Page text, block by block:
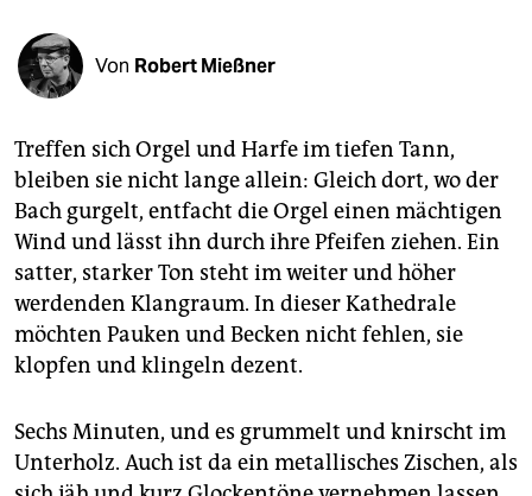
fragen & hilfe
abo
genossenschaft
epaper login
Von Robert Mießner
Treffen sich Orgel und Harfe im tiefen Tann,
bleiben sie nicht lange allein: Gleich dort, wo der
Bach gurgelt, entfacht die Orgel einen mächtigen
Wind und lässt ihn durch ihre Pfeifen ziehen. Ein
satter, starker Ton steht im weiter und höher
werdenden Klangraum. In dieser Kathedrale
möchten Pauken und Becken nicht fehlen, sie
klopfen und klingeln dezent.
Sechs Minuten, und es grummelt und knirscht im
Unterholz. Auch ist da ein metallisches Zischen, als